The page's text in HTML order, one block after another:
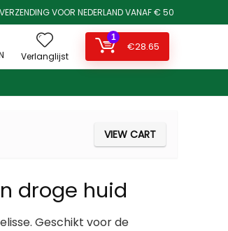
VOOR NEDERLAND VANAF € 50
Verlanglijst
1
€28.65
VIEW CART
droge huid
Geschikt voor de